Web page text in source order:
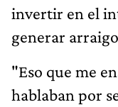
invertir en el
generar
"Eso que me
hablaban por